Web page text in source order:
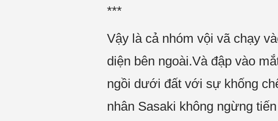
***
Vậy là cả nhóm vội vã chạy
diện bên ngoài.Và đập vào
ngồi dưới đất với sự khống
nhân Sasaki không ngừng